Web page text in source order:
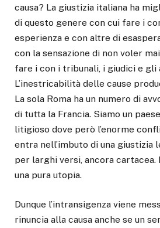
causa? La giustizia italiana ha
di questo genere con cui fare i
esperienza e con altre di
con la sensazione di non voler
fare i con i tribunali, i giudici e gli
L’inestricabilità delle cause
La sola Roma ha un numero di
di tutta la Francia. Siamo un
litigioso dove però l’enorme
entra nell’imbuto di una giustizia
per larghi versi, ancora cartacea.
una pura utopia.
Dunque l’intransigenza viene
rinuncia alla causa anche se un